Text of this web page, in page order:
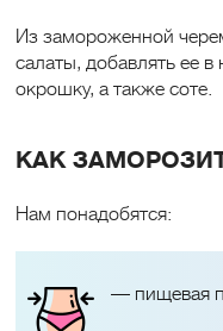
Из замороженной
салаты, добавлять ее
окрошку, а также соте.
КАК
Нам понадобятся:
— пищевая